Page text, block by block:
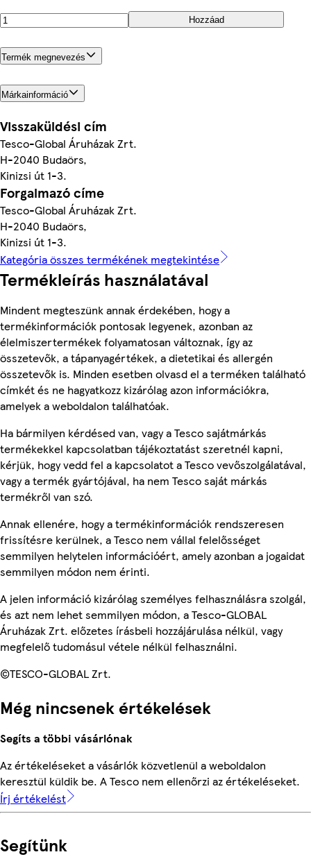
Hozzáad
Termék megnevezés
Márkainformáció
Visszaküldési cím
Tesco-Global Áruházak Zrt.
H-2040 Budaörs,
Kinizsi út 1-3.
Forgalmazó címe
Tesco-Global Áruházak Zrt.
H-2040 Budaörs,
Kinizsi út 1-3.
Kategória összes termékének megtekintése
Termékleírás használatával
Mindent megteszünk annak érdekében, hogy a
termékinformációk pontosak legyenek, azonban az
élelmiszertermékek folyamatosan változnak, így az
összetevők, a tápanyagértékek, a dietetikai és allergén
összetevők is. Minden esetben olvasd el a terméken található
címkét és ne hagyatkozz kizárólag azon információkra,
amelyek a weboldalon találhatóak.
Ha bármilyen kérdésed van, vagy a Tesco sajátmárkás
termékekkel kapcsolatban tájékoztatást szeretnél kapni,
kérjük, hogy vedd fel a kapcsolatot a Tesco vevőszolgálatával,
vagy a termék gyártójával, ha nem Tesco saját márkás
termékről van szó.
Annak ellenére, hogy a termékinformációk rendszeresen
frissítésre kerülnek, a Tesco nem vállal felelősséget
semmilyen helytelen információért, amely azonban a jogaidat
semmilyen módon nem érinti.
A jelen információ kizárólag személyes felhasználásra szolgál,
és azt nem lehet semmilyen módon, a Tesco-GLOBAL
Áruházak Zrt. előzetes írásbeli hozzájárulása nélkül, vagy
megfelelő tudomásul vétele nélkül felhasználni.
©TESCO-GLOBAL Zrt.
Még nincsenek értékelések
Segíts a többi vásárlónak
Az értékeléseket a vásárlók közvetlenül a weboldalon
keresztül küldik be. A Tesco nem ellenőrzi az értékeléseket.
Írj értékelést
Segítünk